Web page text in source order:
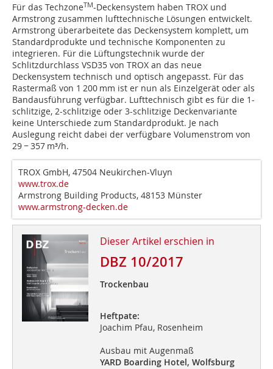
Für das TechzoneTM-Deckensystem haben TROX und
Armstrong zusammen lufttechnische Lösungen entwickelt.
Armstrong überarbeitete das Deckensystem komplett, um
Standardprodukte und technische Komponenten zu
integrieren. Für die Lüftungstechnik wurde der
Schlitzdurchlass VSD35 von TROX an das neue
Deckensystem technisch und optisch angepasst. Für das
Rastermaß von 1 200 mm ist er nun als Einzelgerät oder als
Bandausführung verfügbar. Lufttechnisch gibt es für die 1-
schlitzige, 2-schlitzige oder 3-schlitzige Deckenvariante
keine Unterschiede zum Standardprodukt. Je nach
Auslegung reicht dabei der verfügbare Volumenstrom von
29 − 357 m³/h.
TROX GmbH, 47504 Neukirchen-Vluyn
www.trox.de
Armstrong Building Products, 48153 Münster
www.armstrong-decken.de
Dieser Artikel erschien in
DBZ 10/2017
Trockenbau
Heftpate:
Joachim Pfau, Rosenheim
Ausbau mit Augenmaß
YARD Boarding Hotel, Wolfsburg